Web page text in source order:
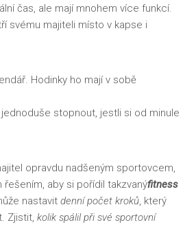
čas, ale mají mnohem více funkcí.
svému majiteli místo v kapse i
Hodinky ho mají v sobě
jednoduše stopnout, jestli si od minule
opravdu nadšeným sportovcem,
řešením, aby si pořídil takzvanýfitness
nastavit denní počet kroků, který
Zjistit, kolik spálil při své sportovní